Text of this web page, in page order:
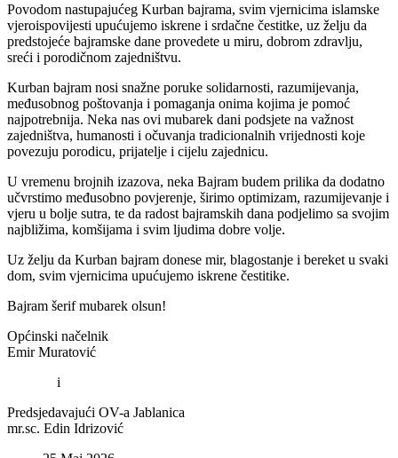
Povodom nastupajućeg Kurban bajrama, svim vjernicima islamske
vjeroispovijesti upućujemo iskrene i srdačne čestitke, uz želju da
predstojeće bajramske dane provedete u miru, dobrom zdravlju,
sreći i porodičnom zajedništvu.
Kurban bajram nosi snažne poruke solidarnosti, razumijevanja,
međusobnog poštovanja i pomaganja onima kojima je pomoć
najpotrebnija. Neka nas ovi mubarek dani podsjete na važnost
zajedništva, humanosti i očuvanja tradicionalnih vrijednosti koje
povezuju porodicu, prijatelje i cijelu zajednicu.
U vremenu brojnih izazova, neka Bajram budem prilika da dodatno
učvrstimo međusobno povjerenje, širimo optimizam, razumijevanje i
vjeru u bolje sutra, te da radost bajramskih dana podjelimo sa svojim
najbližima, komšijama i svim ljudima dobre volje.
Uz želju da Kurban bajram donese mir, blagostanje i bereket u svaki
dom, svim vjernicima upućujemo iskrene čestitike.
Bajram šerif mubarek olsun!
Općinski načelnik
Emir Muratović
i
Predsjedavajući OV-a Jablanica
mr.sc. Edin Idrizović